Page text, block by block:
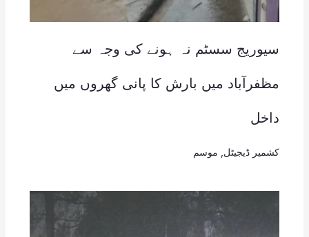
سیوریج سسٹم نہ ہونے کی وجہ سے
مظفرآباد میں بارش کا پانی گھروں میں
داخل
کشمیر ڈیجیٹل موسم